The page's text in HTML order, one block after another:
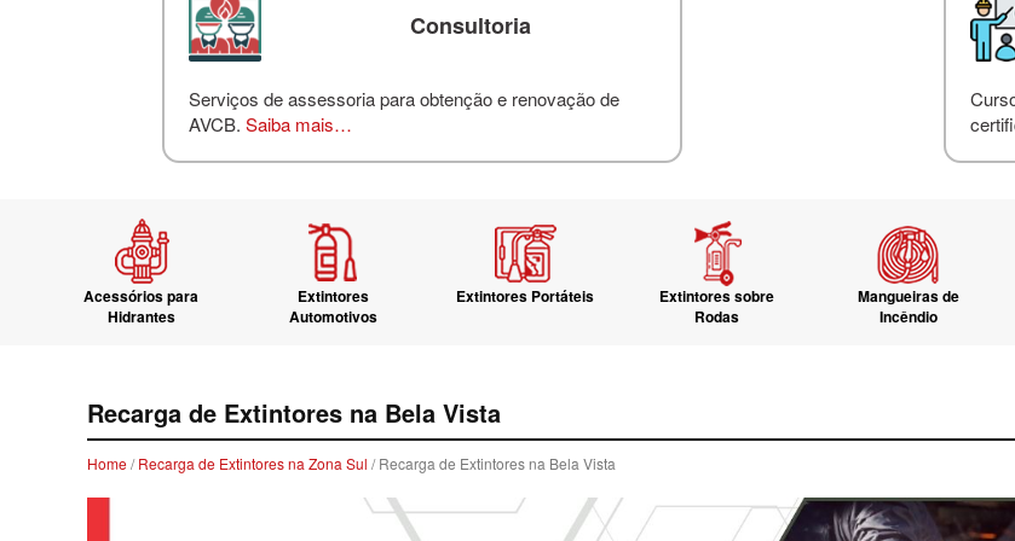
Consultoria
Serviços de assessoria para obtenção e renovação de
AVCB.Saiba mais…
Acessórios para
Hidrantes
Extintores
Automotivos
Extintores Portáteis
Extintores sobre
Rodas
Mangueiras de
Incêndio
Recarga de Extintores na Bela Vista
Home/Recarga de Extintores na Zona Sul / Recarga de Extintores na Bela Vista